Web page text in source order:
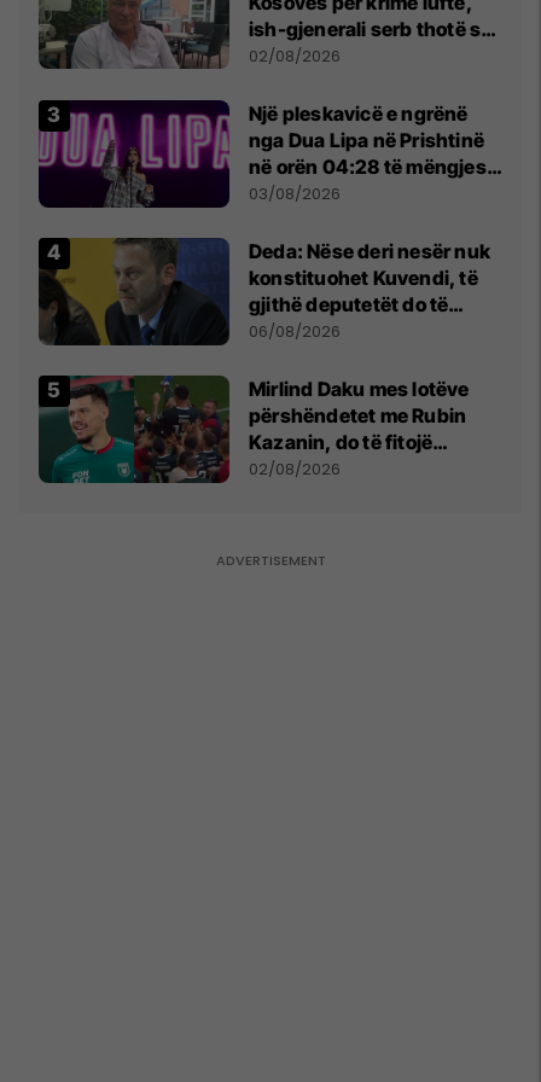
ish-gjenerali serb thotë se
dikush e tradhtoi në
02/08/2026
Një pleskavicë e ngrënë
nga Dua Lipa në Prishtinë
në orën 04:28 të mëngjesit
- dhe bota digjitale serbe
03/08/2026
Deda: Nëse deri nesër nuk
konstituohet Kuvendi, të
gjithë deputetët do të
bëjnë shkelje të rëndë
06/08/2026
Mirlind Daku mes lotëve
përshëndetet me Rubin
Kazanin, do të fitojë
miliona te Spartak Moska
02/08/2026